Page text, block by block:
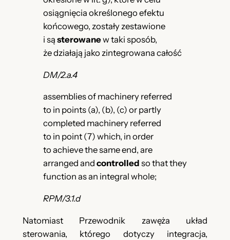
osiągnięcia określonego efektu
końcowego, zostały zestawione
i są sterowanew taki sposób,
że działają jako zintegrowana całość
DM/2.a.4
assemblies of machinery referred
to in points (a), (b), (c) or partly
completed machinery referred
to in point (7) which, in order
to achieve the same end, are
arranged and controlled so that they
function as an integral whole;
RPM/3.1.d
Natomiast Przewodnik zawęża układ
sterowania, którego dotyczy integracja,